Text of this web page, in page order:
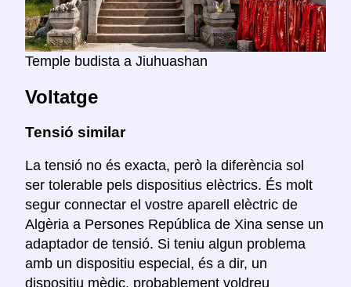
Temple budista a Jiuhuashan
Voltatge
Tensió similar
La tensió no és exacta, però la diferència sol
ser tolerable pels dispositius elèctrics. És molt
segur connectar el vostre aparell elèctric de
Algèria a Persones República de Xina sense un
adaptador de tensió. Si teniu algun problema
amb un dispositiu especial, és a dir, un
dispositiu mèdic, probablement voldreu